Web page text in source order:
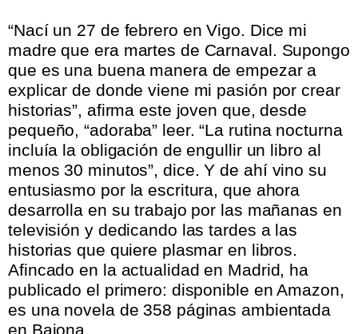
“Nací un 27 de febrero en Vigo. Dice mi
madre que era martes de Carnaval. Supongo
que es una buena manera de empezar a
explicar de donde viene mi pasión por crear
historias”, afirma este joven que, desde
pequeño, “adoraba” leer. “La rutina nocturna
incluía la obligación de engullir un libro al
menos 30 minutos”, dice. Y de ahí vino su
entusiasmo por la escritura, que ahora
desarrolla en su trabajo por las mañanas en
televisión y dedicando las tardes a las
historias que quiere plasmar en libros.
Afincado en la actualidad en Madrid, ha
publicado el primero: disponible en Amazon,
es una novela de 358 páginas ambientada
en Baiona.